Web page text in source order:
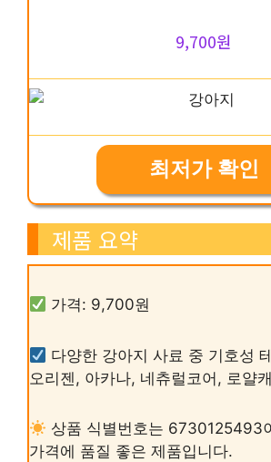
9,700원
최저가 확인
제품 요약
가격: 9,700원
다양한 강아지 사료 중 기호성
오리젠, 아카나, 네츄럴코어, 로얄
상품 식별번호는 6730125493
가격에 품질 좋은 제품입니다.